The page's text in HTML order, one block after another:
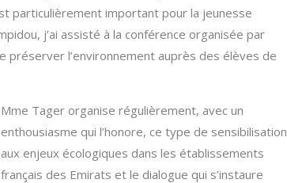
particulièrement important pour la jeunesse
j’ai assisté à la conférence organisée par
préserver l’environnement auprès des élèves de
Mme Tager organise régulièrement, avec un
enthousiasme qui l’honore, ce type de sensibilisation
aux enjeux écologiques dans les établissements
français des Emirats et le dialogue qui s’instaure